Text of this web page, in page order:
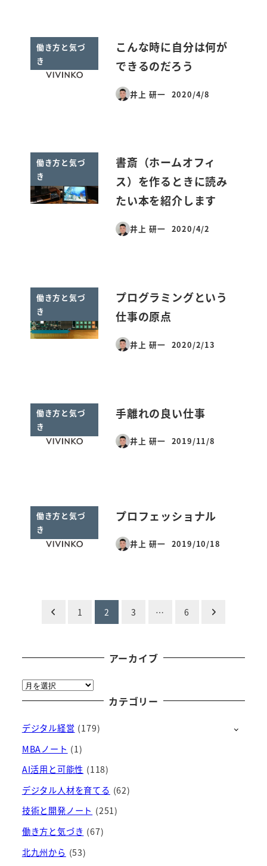
働き方と気づ
き
こんな時に自分は何が
できるのだろう
井上 研一
投稿日
2020/4/8
働き方と気づ
き
書斎（ホームオフィ
ス）を作るときに読み
たい本を紹介します
井上 研一
投稿日
2020/4/2
働き方と気づ
き
プログラミングという
仕事の原点
井上 研一
投稿日
2020/2/13
働き方と気づ
き
手離れの良い仕事
井上 研一
投稿日
2019/11/8
働き方と気づ
き
プロフェッショナル
井上 研一
投稿日
2019/10/18
の
ペ
ジ
送
り
1 2 3 … 6
アーカイブ
ア
ー
イ
ブ
カテゴリー
デジタル経営 (179)
MBAノート (1)
AI活用と可能性 (118)
デジタル人材を育てる (62)
技術と開発ノート (251)
働き方と気づき (67)
北九州から (53)